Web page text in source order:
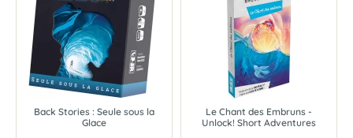
Back Stories : Seule sous la
Glace
Le Chant des Embruns -
Unlock! Short Adventures